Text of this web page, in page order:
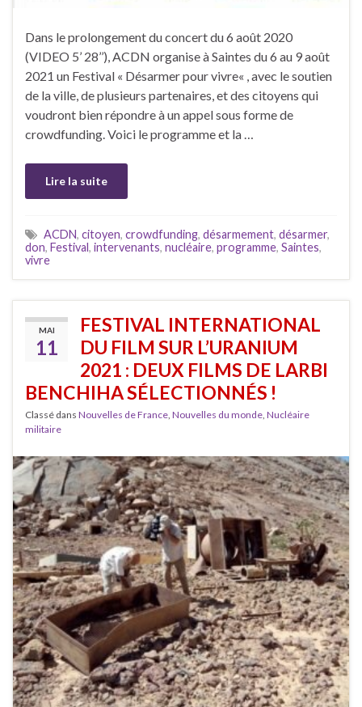
Dans le prolongement du concert du 6 août 2020
(VIDEO 5’ 28’’), ACDN organise à Saintes du 6 au 9 août
2021 un Festival « Désarmer pour vivre« , avec le soutien
de la ville, de plusieurs partenaires, et des citoyens qui
voudront bien répondre à un appel sous forme de
crowdfunding. Voici le programme et la …
Lire la suite
ACDN, citoyen, crowdfunding, désarmement, désarmer,
don, Festival, intervenants, nucléaire, programme, Saintes,
vivre
MAI
11
FESTIVAL INTERNATIONAL
DU FILM SUR L’URANIUM
2021 : DEUX FILMS DE LARBI
BENCHIHA SÉLECTIONNÉS !
Classé dans Nouvelles de France Nouvelles du monde Nucléaire
militaire